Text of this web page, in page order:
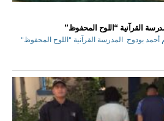
القرآنية “اللوح المحفوظ”
أحمد بودوح المدرسة القرآنية "اللوح المحفوظ"